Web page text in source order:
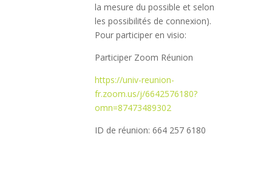
la mesure du possible et selon
les possibilités de connexion).
Pour participer en visio:
Participer Zoom Réunion
https://univ-reunion-
fr.zoom.us/j/6642576180?
omn=87473489302
ID de réunion: 664 257 6180